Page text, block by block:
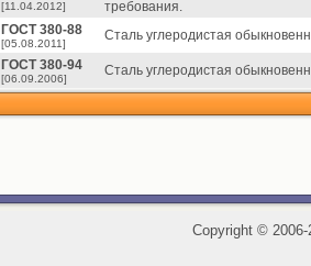
[11.04.2012]
требования.
ГОСТ 380-88
[05.08.2011]
Сталь углеродистая
ГОСТ 380-94
[06.09.2006]
Сталь углеродистая
Copyright ©